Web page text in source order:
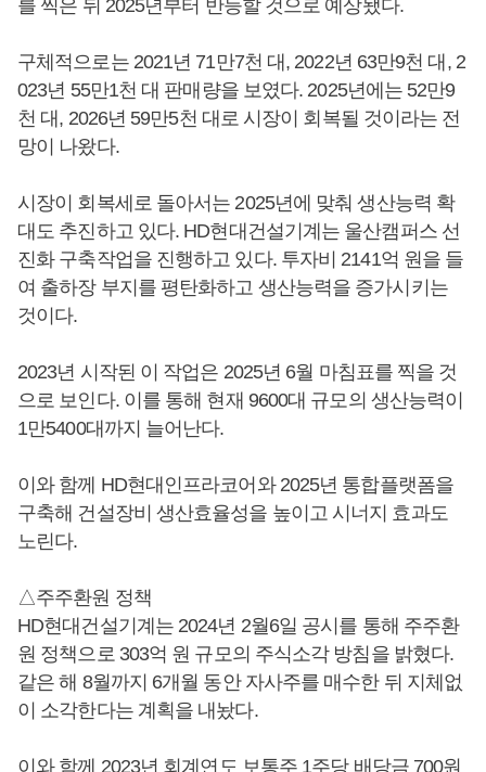
를 찍은 뒤 2025년부터 반등할 것으로 예상됐다.
구체적으로는 2021년 71만7천 대, 2022년 63만9천 대, 2
023년 55만1천 대 판매량을 보였다. 2025년에는 52만9
천 대, 2026년 59만5천 대로 시장이 회복될 것이라는 전
망이 나왔다.
시장이 회복세로 돌아서는 2025년에 맞춰 생산능력 확
대도 추진하고 있다. HD현대건설기계는 울산캠퍼스 선
진화 구축작업을 진행하고 있다. 투자비 2141억 원을 들
여 출하장 부지를 평탄화하고 생산능력을 증가시키는
것이다.
2023년 시작된 이 작업은 2025년 6월 마침표를 찍을 것
으로 보인다. 이를 통해 현재 9600대 규모의 생산능력이
1만5400대까지 늘어난다.
이와 함께 HD현대인프라코어와 2025년 통합플랫폼을
구축해 건설장비 생산효율성을 높이고 시너지 효과도
노린다.
△주주환원 정책
HD현대건설기계는 2024년 2월6일 공시를 통해 주주환
원 정책으로 303억 원 규모의 주식소각 방침을 밝혔다.
같은 해 8월까지 6개월 동안 자사주를 매수한 뒤 지체없
이 소각한다는 계획을 내놨다.
이와 함께 2023년 회계연도 보통주 1주당 배당금 700원